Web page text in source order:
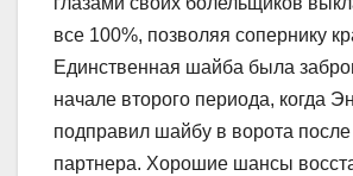
все 100%, позволяя сопернику
Единственная шайба была
начале второго периода, когда
подправил шайбу в ворота
партнера. Хорошие шансы